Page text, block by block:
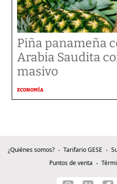
Piña panameña
Arabia Saudita
masivo
ECONOMÍA
¿Quiénes somos? Tarifario GESE
Puntos de venta